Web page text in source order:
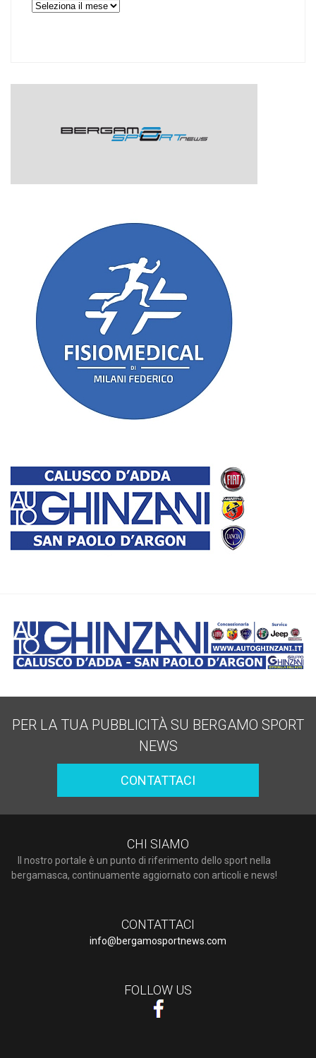
Archivi
PER LA TUA PUBBLICITÀ SU BERGAMO SPORT
NEWS
CONTATTACI
CHI SIAMO
Il nostro portale è un punto di riferimento dello sport nella
bergamasca, continuamente aggiornato con articoli e news!
CONTATTACI
info@bergamosportnews.com
FOLLOW US